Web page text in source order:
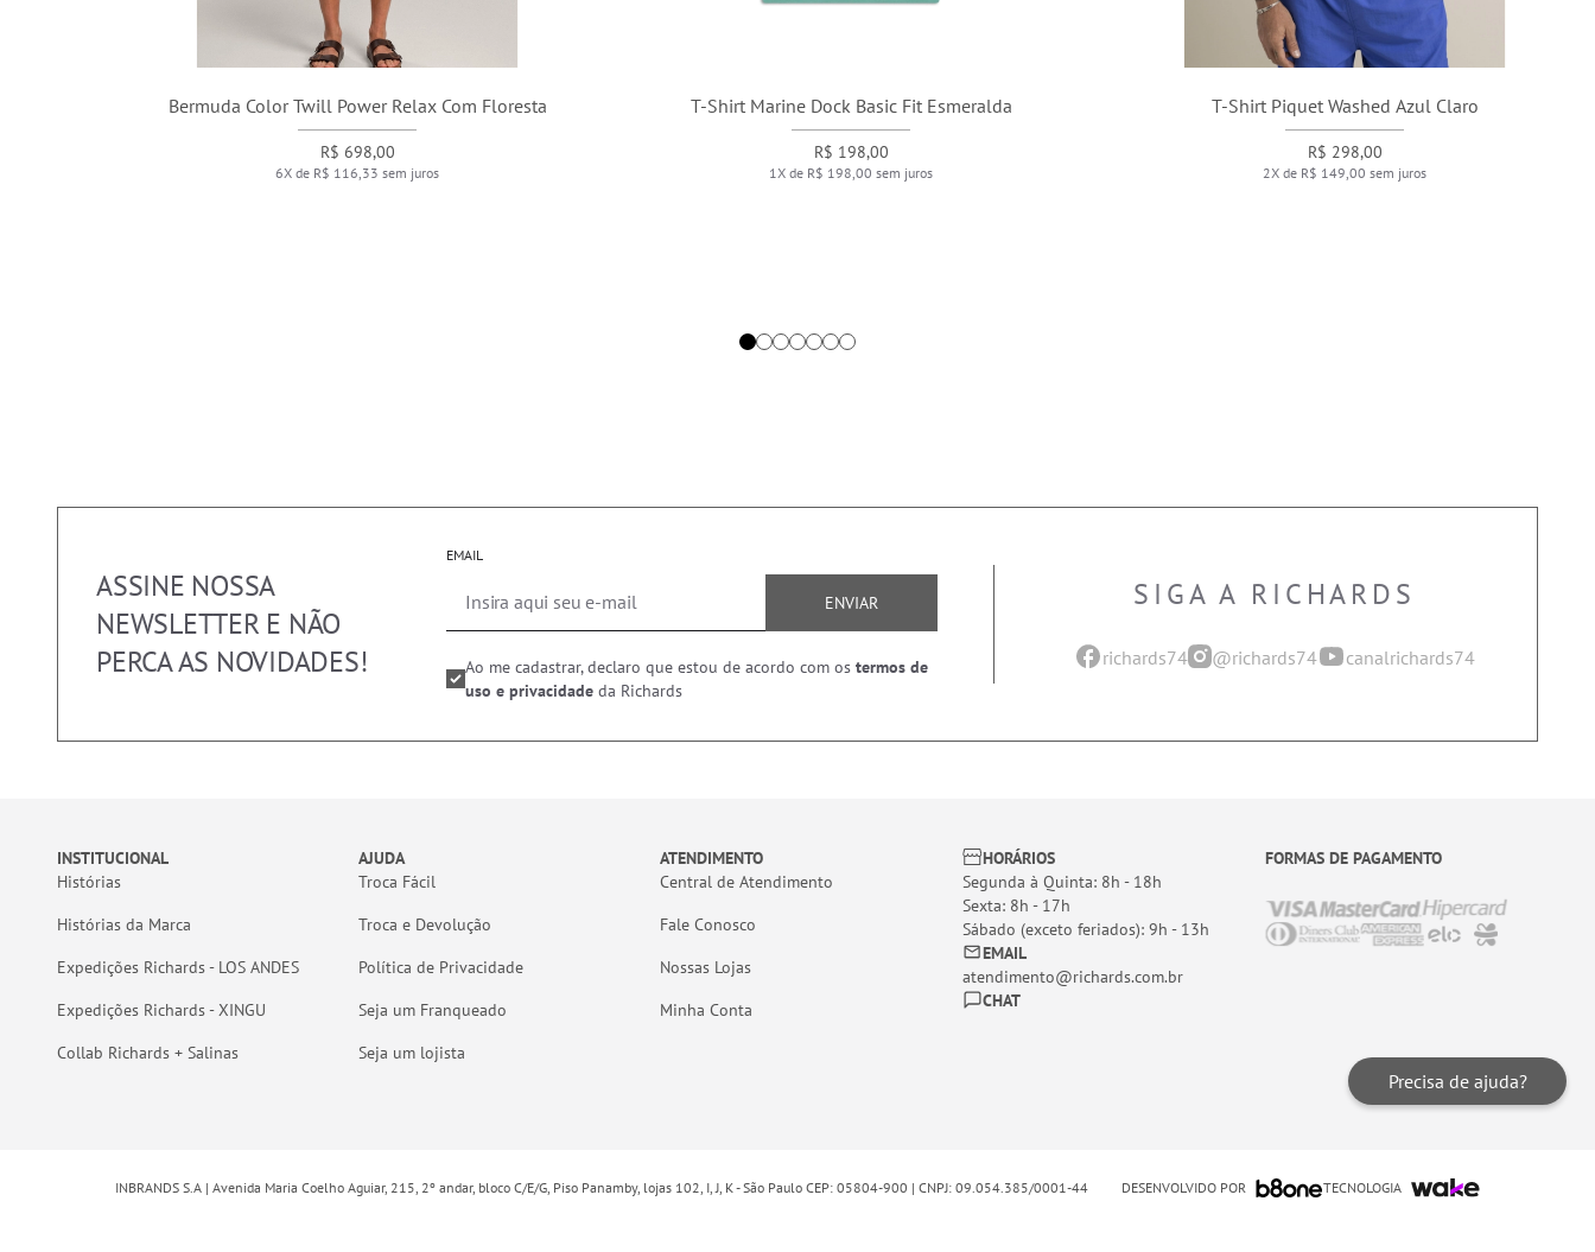
Bermuda Color Twill Power Relax Com Floresta
R$ 698,00
6X de R$ 116,33 sem juros
T-Shirt Marine Dock Basic Fit Esmeralda
R$ 198,00
1X de R$ 198,00 sem juros
T-Shirt Piquet Washed Azul Claro
R$ 298,00
2X de R$ 149,00 sem juros
ASSINE NOSSA
NEWSLETTER E NÃO
PERCA AS NOVIDADES!
EMAIL
ENVIAR
Ao me cadastrar, declaro que estou de acordo com os termos de
uso e privacidade da Richards
SIGA A RICHARDS
richards74 @richards74 canalrichards74
Precisa de ajuda?
INSTITUCIONAL
Histórias
Histórias da Marca
Expedições Richards - LOS ANDES
Expedições Richards - XINGU
Collab Richards + Salinas
AJUDA
Troca Fácil
Troca e Devolução
Política de Privacidade
Seja um Franqueado
Seja um lojista
ATENDIMENTO
Central de Atendimento
Fale Conosco
Nossas Lojas
Minha Conta
HORÁRIOS
Segunda à Quinta: 8h - 18h
Sexta: 8h - 17h
Sábado (exceto feriados): 9h - 13h
EMAIL
atendimento@richards.com.br
CHAT
FORMAS DE PAGAMENTO
INBRANDS S.A | Avenida Maria Coelho Aguiar, 215, 2º andar, bloco C/E/G, Piso Panamby, lojas 102, I, J, K - São Paulo CEP: 05804-900 | CNPJ: 09.054.385/0001-44 DESENVOLVIDO POR TECNOLOGIA